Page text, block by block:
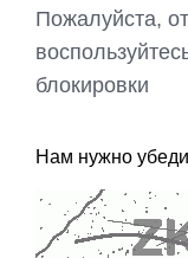
Пожалуйста,
блокировки
Нам нужно